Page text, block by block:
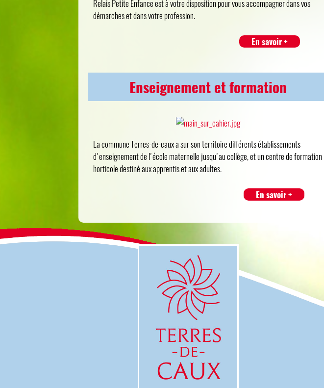
Relais Petite Enfance est à votre disposition pour vous accompagner dans vos
démarches et dans votre profession.
En savoir +
Enseignement et formation
La commune Terres-de-caux a sur son territoire différents établissements
d'enseignement de l'école maternelle jusqu'au collège, et un centre de formation
horticole destiné aux apprentis et aux adultes.
En savoir +